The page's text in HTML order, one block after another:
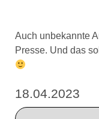
Auch unbekannte
Presse. Und das
18.04.2023